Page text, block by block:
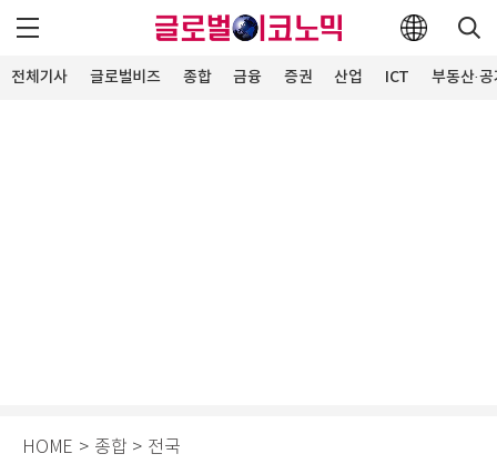
전체기사 글로벌비즈 종합 금융 증권 산업 ICT 부동산·
HOME > 종합 > 전국